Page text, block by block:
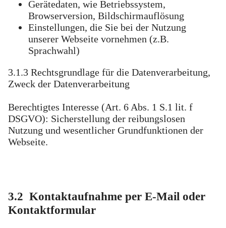
Gerätedaten, wie Betriebssystem,
Browserversion, Bildschirmauflösung
Einstellungen, die Sie bei der Nutzung
unserer Webseite vornehmen (z.B.
Sprachwahl)
3.1.3 Rechtsgrundlage für die Datenverarbeitung,
Zweck der Datenverarbeitung
Berechtigtes Interesse (Art. 6 Abs. 1 S.1 lit. f
DSGVO): Sicherstellung der reibungslosen
Nutzung und wesentlicher Grundfunktionen der
Webseite.
3.2 Kontaktaufnahme per E-Mail oder
Kontaktformular